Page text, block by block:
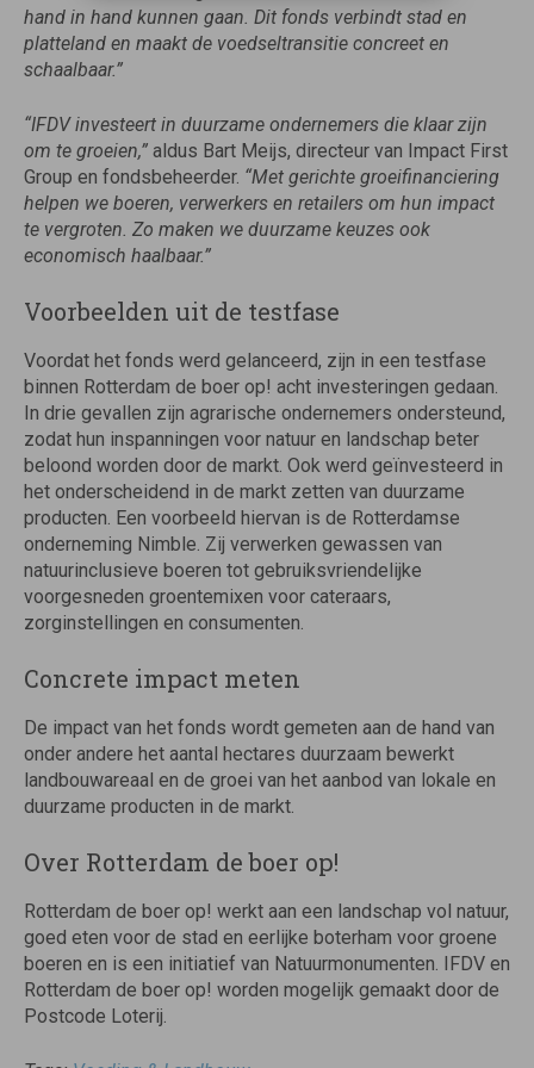
hand in hand kunnen gaan. Dit fonds verbindt stad en
platteland en maakt de voedseltransitie concreet en
schaalbaar.”
“IFDV investeert in duurzame ondernemers die klaar zijn
om te groeien,” aldus Bart Meijs, directeur van Impact First
Group en fondsbeheerder. “Met gerichte groeifinanciering
helpen we boeren, verwerkers en retailers om hun impact
te vergroten. Zo maken we duurzame keuzes ook
economisch haalbaar.”
Voorbeelden uit de testfase
Voordat het fonds werd gelanceerd, zijn in een testfase
binnen Rotterdam de boer op! acht investeringen gedaan.
In drie gevallen zijn agrarische ondernemers ondersteund,
zodat hun inspanningen voor natuur en landschap beter
beloond worden door de markt. Ook werd geïnvesteerd in
het onderscheidend in de markt zetten van duurzame
producten. Een voorbeeld hiervan is de Rotterdamse
onderneming Nimble. Zij verwerken gewassen van
natuurinclusieve boeren tot gebruiksvriendelijke
voorgesneden groentemixen voor cateraars,
zorginstellingen en consumenten.
Concrete impact meten
De impact van het fonds wordt gemeten aan de hand van
onder andere het aantal hectares duurzaam bewerkt
landbouwareaal en de groei van het aanbod van lokale en
duurzame producten in de markt.
Over Rotterdam de boer op!
Rotterdam de boer op! werkt aan een landschap vol natuur,
goed eten voor de stad en eerlijke boterham voor groene
boeren en is een initiatief van Natuurmonumenten. IFDV en
Rotterdam de boer op! worden mogelijk gemaakt door de
Postcode Loterij.